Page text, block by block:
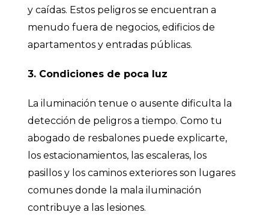
y caídas. Estos peligros se encuentran a
menudo fuera de negocios, edificios de
apartamentos y entradas públicas.
3. Condiciones de poca luz
La iluminación tenue o ausente dificulta la
detección de peligros a tiempo. Como tu
abogado de resbalones puede explicarte,
los estacionamientos, las escaleras, los
pasillos y los caminos exteriores son lugares
comunes donde la mala iluminación
contribuye a las lesiones.